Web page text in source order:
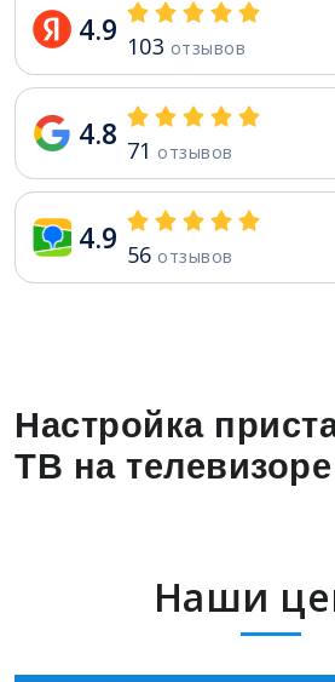
4.9 103 отзывов
4.8 71 отзывов
4.9 56 отзывов
Настройка
ТВ на телевизоре
Наши